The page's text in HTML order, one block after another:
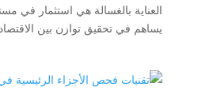
العناية بالغسالة هي استثمار في
يساهم في تحقيق توازن بين الاقتصاد